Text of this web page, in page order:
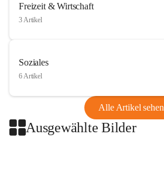
Freizeit & Wirtschaft
3 Artikel
Soziales
6 Artikel
Alle Artikel sehen
Ausgewählte Bilder